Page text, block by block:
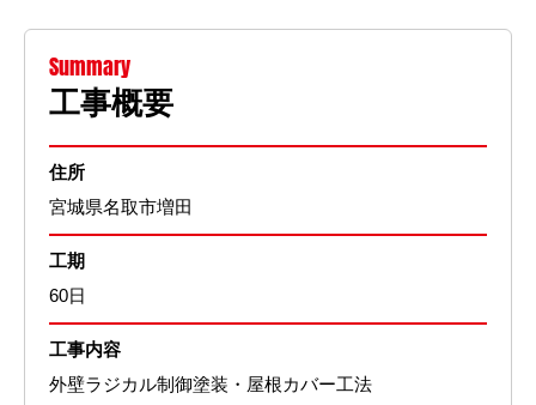
Summary
工事概要
住所
宮城県名取市増田
工期
60日
工事内容
外壁ラジカル制御塗装・屋根カバー工法